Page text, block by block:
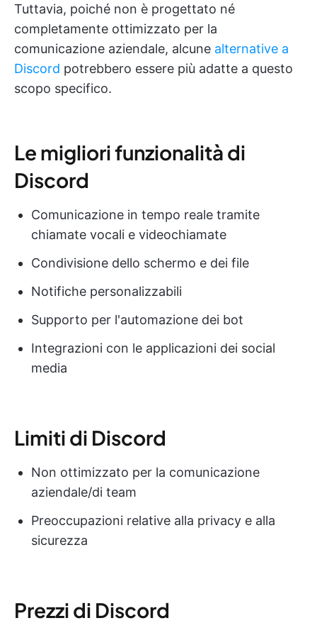
Tuttavia, poiché non è progettato né
completamente ottimizzato per la
comunicazione aziendale, alcune alternative a
Discord potrebbero essere più adatte a questo
scopo specifico.
Le migliori funzionalità di
Discord
Comunicazione in tempo reale tramite
chiamate vocali e videochiamate
Condivisione dello schermo e dei file
Notifiche personalizzabili
Supporto per l'automazione dei bot
Integrazioni con le applicazioni dei social
media
Limiti di Discord
Non ottimizzato per la comunicazione
aziendale/di team
Preoccupazioni relative alla privacy e alla
sicurezza
Prezzi di Discord